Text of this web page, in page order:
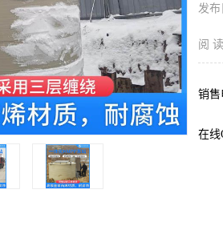
发布
阅
销售
在线